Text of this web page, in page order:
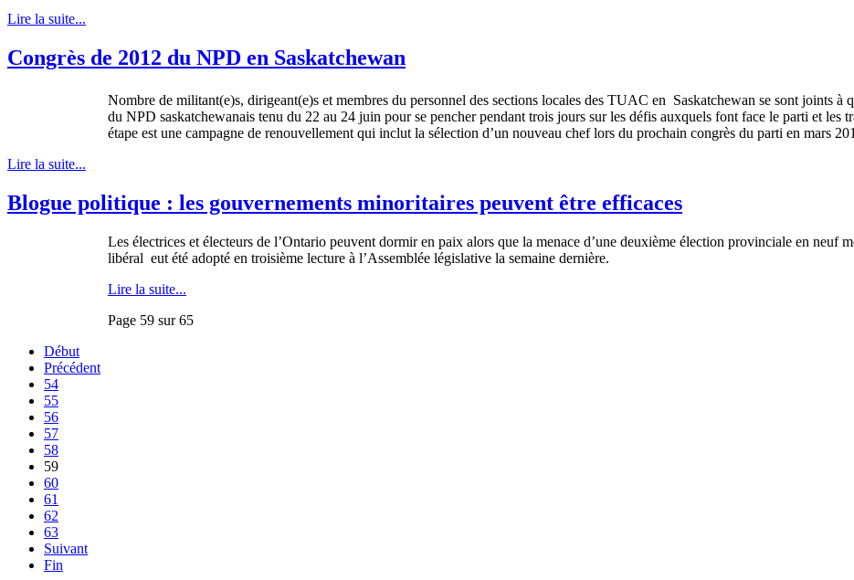
Lire la suite...
Congrès de 2012 du NPD en Saskatchewan
Nombre de militant(e)s, dirigeant(e)s et membres du personnel des sections locales des TUAC en Saskatchewan se sont joints à
du NPD saskatchewanais tenu du 22 au 24 juin pour se pencher pendant trois jours sur les défis auxquels font face le parti et les
étape est une campagne de renouvellement qui inclut la sélection d’un nouveau chef lors du prochain congrès du parti en mars
Lire la suite...
Blogue politique : les gouvernements minoritaires peuvent être efficaces
Les électrices et électeurs de l’Ontario peuvent dormiren paix alors que la menace d’une deuxième élection provinciale en neuf
libéral eut été adopté en troisième lecture à l’Assemblée législative la semaine dernière.
Lire la suite...
Page 59 sur 65
Début
Précédent
54
55
56
57
58
59
60
61
62
63
Suivant
Fin